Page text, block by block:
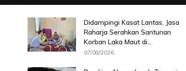
Didampingi Kasat Lantas, Jasa
Raharja Serahkan Santunan
Korban Laka Maut di...
07/08/2026